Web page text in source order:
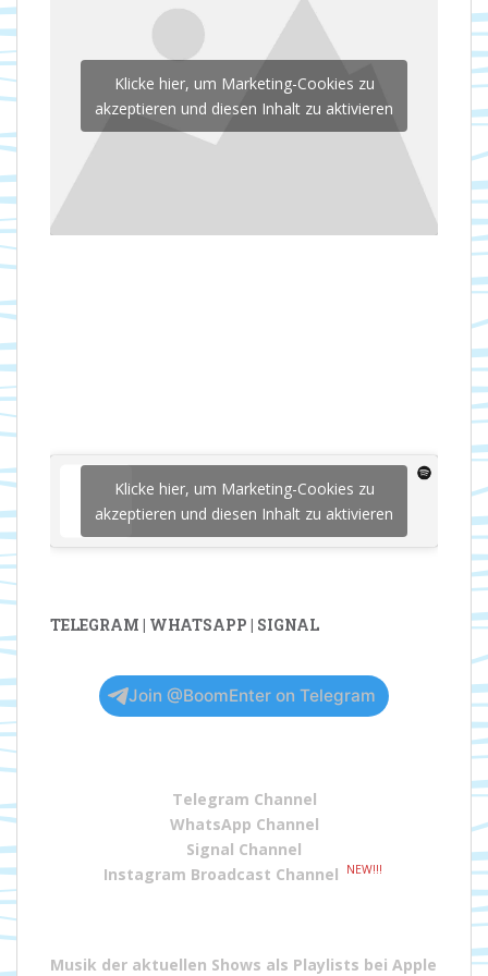
Klicke hier, um Marketing-Cookies zu
akzeptieren und diesen Inhalt zu aktivieren
Klicke hier, um Marketing-Cookies zu
akzeptieren und diesen Inhalt zu aktivieren
TELEGRAM | WHATSAPP | SIGNAL
Join @BoomEnter on Telegram
Telegram Channel
WhatsApp Channel
Signal Channel
Instagram Broadcast Channel
NEW!!!
Musik der aktuellen Shows als Playlists bei Apple